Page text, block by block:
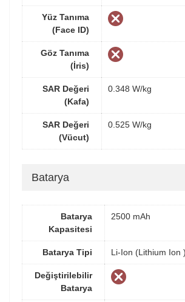
Yüz Tanıma
(Face ID)
Göz Tanıma
(İris)
SAR Değeri
(Kafa)
0.348 W/kg
SAR Değeri
(Vücut)
0.525 W/kg
Batarya
Batarya
Kapasitesi
2500 mAh
Batarya Tipi Li-Ion (Lithium Ion )
Değiştirilebilir
Batarya